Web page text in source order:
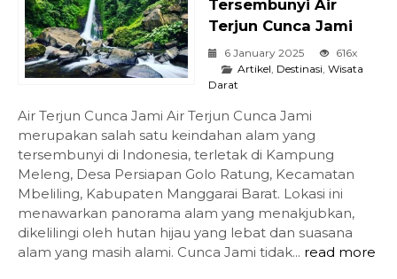
Tersembunyi Air
Terjun Cunca Jami
6 January 2025
616x
Artikel, Destinasi, Wisata
Darat
Air Terjun Cunca Jami Air Terjun Cunca Jami
merupakan salah satu keindahan alam yang
tersembunyi di Indonesia, terletak di Kampung
Meleng, Desa Persiapan Golo Ratung, Kecamatan
Mbeliling, Kabupaten Manggarai Barat. Lokasi ini
menawarkan panorama alam yang menakjubkan,
dikelilingi oleh hutan hijau yang lebat dan suasana
alam yang masih alami. Cunca Jami tidak... read more